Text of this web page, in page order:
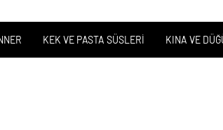
KEK VE PASTA SÜSLERİ KINA VE